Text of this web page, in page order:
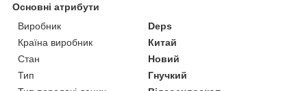
Основні атрибути
Виробник
Deps
Країна виробник
Китай
Стан
Новий
Тип
Гнучкий